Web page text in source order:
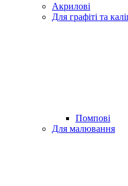
Акрилові
Для графіті та
Помпові
Для малювання